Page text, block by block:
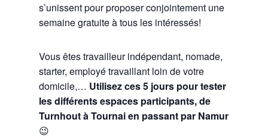
s’unissent pour proposer conjointement une
semaine gratuite à tous les intéressés!
Vous êtes travailleur indépendant, nomade,
starter, employé travaillant loin de votre
domicile,… Utilisez ces 5 jours pour tester
les différents espaces participants, de
Turnhout à Tournai en passant par Namur
😉